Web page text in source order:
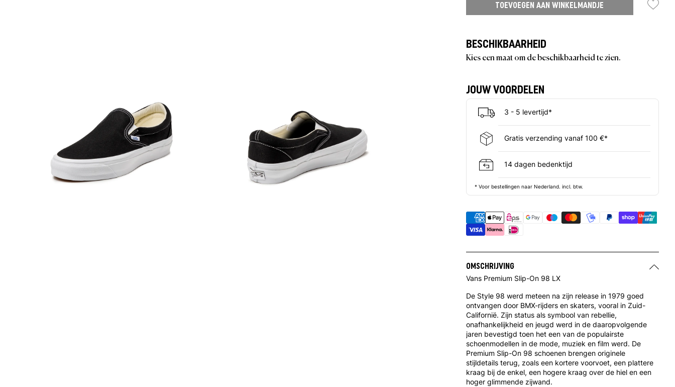
TOEVOEGEN AAN WINKELMANDJE
BESCHIKBAARHEID
Kies een maat om de beschikbaarheid te zien.
JOUW VOORDELEN
3 - 5 levertijd*
Gratis verzending vanaf 100 €*
14 dagen bedenktijd
* Voor bestellingen naar Nederland. incl. btw.
OMSCHRIJVING
Vans Premium Slip-On 98 LX
De Style 98 werd meteen na zijn release in 1979 goed
ontvangen door BMX-rijders en skaters, vooral in Zuid-
Californië. Zijn status als symbool van rebellie,
onafhankelijkheid en jeugd werd in de daaropvolgende
jaren bevestigd toen het een van de populairste
schoenmodellen in de mode, muziek en film werd. De
Premium Slip-On 98 schoenen brengen originele
stijldetails terug, zoals een kortere voorvoet, een plattere
kraag bij de enkel, een hogere kraag over de hiel en een
hoger glimmende zijwand.